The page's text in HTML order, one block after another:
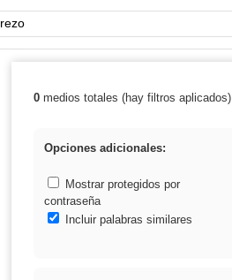
Palabra o frase:
Resultados de: rezo
0medios totales (hay filtros aplicados)
Opciones adicionales:
Mostrar protegidos por
contraseña
Incluir palabras similares